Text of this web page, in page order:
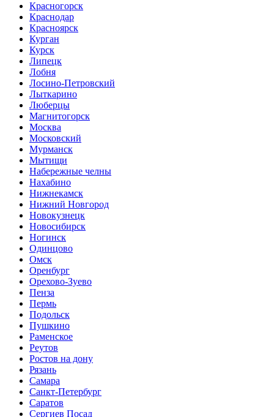
Красногорск
Краснодар
Красноярск
Курган
Курск
Липецк
Лобня
Лосино-Петровский
Лыткарино
Люберцы
Магнитогорск
Москва
Московский
Мурманск
Мытищи
Набережные челны
Нахабино
Нижнекамск
Нижний Новгород
Новокузнецк
Новосибирск
Ногинск
Одинцово
Омск
Оренбург
Орехово-Зуево
Пенза
Пермь
Подольск
Пушкино
Раменское
Реутов
Ростов на дону
Рязань
Самара
Санкт-Петербург
Саратов
Сергиев Посад